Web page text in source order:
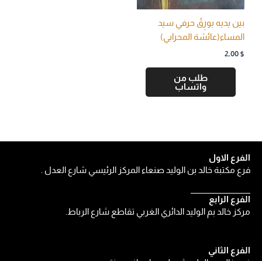
بين يديه يورِقُ حرفي سيد
المساء(عائشة المحرابي)
2,00 $
طلب من
واتساب
الفرع الثاني
الفرع الاول
فرع مكتبة خالد بن الوليد صنعاء المركز الرئيسي شارع العدل .
الفرع الرابع
مركز خالد بم الوليد الدائري الغربي تقاطع شارع الرباط.